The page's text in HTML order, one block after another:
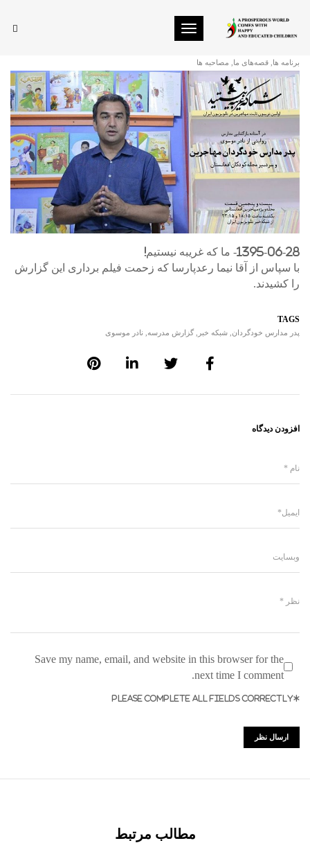
Toggle navigation
ما که غریبه نیستیم!
برنامه ها قصه‌های ما مصاحبه ها
1395-06-28- ما که غریبه نیستیم!
با سپاس از آقا نیما رعدپارسا که زحمت فیلم برداری این گزارش
را کشیدند.
TAGS
پدر مدارس خودگردان شبکه خبر گزارش مدرسه نادر موسوی
افزودن دیدگاه
Save my name, email, and website in this browser for the
next time I comment.
*PLEASE COMPLETE ALL FIELDS CORRECTLY
مطالب مرتبط